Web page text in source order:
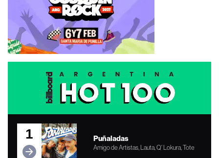
1 Puñaladas
Amigo de Artistas, Lauta, Q' Lokura, Tote